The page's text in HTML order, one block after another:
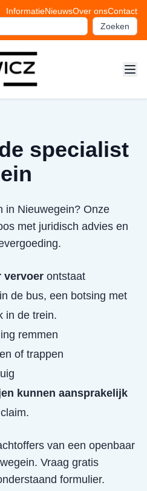
InformatieNieuwsOver onsContact
Zoeken
specialist
in Nieuwegein? Onze
met juridisch advies en
vervoer ontstaat
de bus, een botsing met
in de trein.
remmen
of trappen
kunnen aansprakelijk
van een openbaar
. Vraag gratis
formulier.